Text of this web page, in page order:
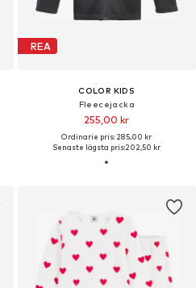
REA
COLOR KIDS
Fleecejacka
255,00 kr
Ordinarie pris: 285,00 kr
Senaste lägsta pris:202,50 kr